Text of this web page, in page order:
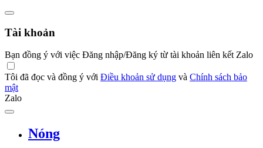
Tài khoản
Bạn đồng ý với việc Đăng nhập/Đăng ký từ tài khoản liên kết Zalo
Tôi đã đọc và đồng ý với Điều khoản sử dụng và Chính sách bảo
mật
Zalo
Nóng